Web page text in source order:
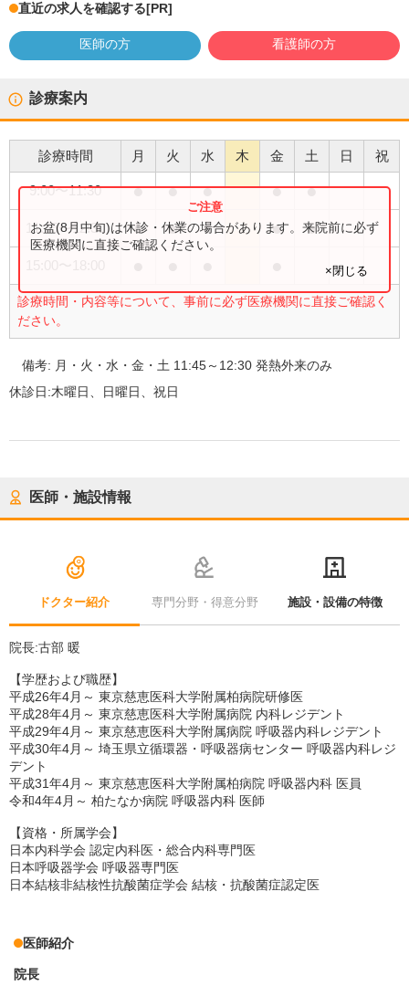
直近の求人を確認する[PR]
医師の方 看護師の方
診療案内
診療時間 月 火 水 木 金 土 日 祝
9:00〜11:30 ● ● ● ● ●
11:45〜12:30 ● ● ● ● ●
診療時間・内容等について、事前に必ず医療機関に直接ご確認く
ださい。
お盆(8月中旬)は休診・休業の場合があります。来院前に必ず
医療機関に直接ご確認ください。
×閉じる
備考: 月・火・水・金・土 11:45～12:30 発熱外来のみ
休診日:木曜日、日曜日、祝日
医師・施設情報
ドクター紹介 専門分野・得意分野 施設・設備の特徴
院長:古部 暖
【学歴および職歴】
平成26年4月～ 東京慈恵医科大学附属柏病院研修医
平成28年4月～ 東京慈恵医科大学附属病院 内科レジデント
平成29年4月～ 東京慈恵医科大学附属病院 呼吸器内科レジデント
平成30年4月～ 埼玉県立循環器・呼吸器病センター 呼吸器内科レジ
デント
平成31年4月～ 東京慈恵医科大学附属柏病院 呼吸器内科 医員
令和4年4月～ 柏たなか病院 呼吸器内科 医師
【資格・所属学会】
日本内科学会 認定内科医・総合内科専門医
日本呼吸器学会 呼吸器専門医
日本結核非結核性抗酸菌症学会 結核・抗酸菌症認定医
医師紹介
院長